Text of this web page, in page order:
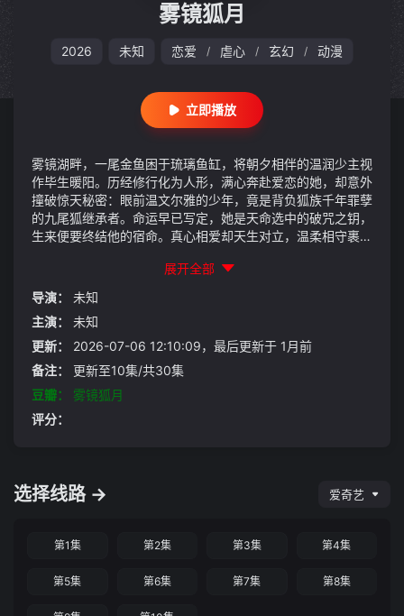
雾镜狐月
2026 未知 恋爱 / 虐心 / 玄幻 / 动漫
立即播放
雾镜湖畔，一尾金鱼困于琉璃鱼缸，将朝夕相伴的温润少主视
作毕生暖阳。历经修行化为人形，满心奔赴爱恋的她，却意外
撞破惊天秘密：眼前温文尔雅的少年，竟是背负狐族千年罪孽
的九尾狐继承者。命运早已写定，她是天命选中的破咒之钥，
生来便要终结他的宿命。真心相爱却天生对立，温柔相守裹挟
行，究竟是走向宿命终局，还是携手完成彼此的救赎？
展开全部
导演：
未知
主演：
未知
更新：
2026-07-06 12:10:09，最后更新于 1月前
备注：
更新至10集/共30集
豆瓣：
雾镜狐月
评分：
选择线路 → 爱奇艺
第1集 第2集 第3集 第4集
第5集 第6集 第7集 第8集